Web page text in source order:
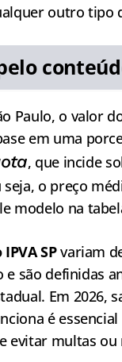
outro tipo
Paulo, o valor
em uma
, que incide
o preço
modelo na
SPvariam
e são definidas
Em 2026,
é
evitar multas ou